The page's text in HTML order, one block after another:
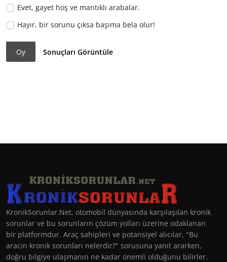
Evet, gayet hoş ve mantıklı arabalar.
Hayır, bir sorunu çıksa başıma bela olur!
Oy Sonuçları Görüntüle
KronikSorunlar.Net, otomobil dünyasında karşılaşılan kronik
sorunlar ve bu sorunların çözüm yolları üzerine odaklanan
bir platformdur. Araç sahipleri ve potansiyel alıcılar, "Bu
aracın kronik sorunları nelerdir?" sorusuna yanıt ararken,
doğru bilgiye ulaşmanın ne kadar önemli olduğunu bilirler.